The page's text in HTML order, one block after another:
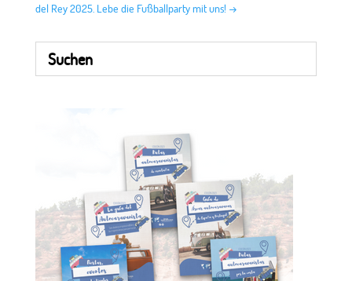
del Rey 2025. Lebe die Fußballparty mit uns! →